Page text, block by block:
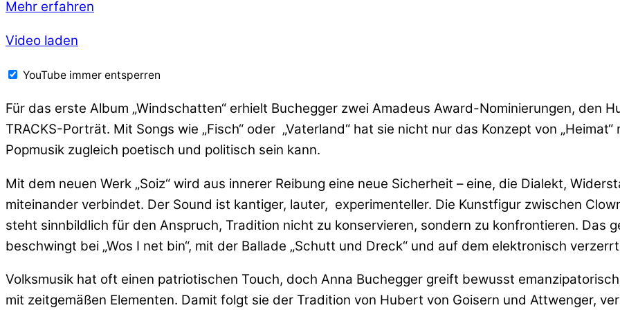
Mehr erfahren
Video laden
YouTube immer entsperren
Für das erste Album „Windschatten“ erhielt Buchegger zwei Amadeus Award-Nominierungen, den
TRACKS-Porträt. Mit Songs wie „Fisch“ oder „Vaterland“ hat sie nicht nur das Konzept von
Popmusik zugleich poetisch und politisch sein kann.
Mit dem neuen Werk „Soiz“ wird aus innerer Reibung eine neue Sicherheit – eine, die Dialekt,
miteinander verbindet. Der Sound ist kantiger, lauter, experimenteller. Die Kunstfigur zwischen
steht sinnbildlich für den Anspruch, Tradition nicht zu konservieren, sondern zu konfrontieren. Das
beschwingt bei „Wos I net bin“, mit der Ballade „Schutt und Dreck“ und auf dem elektronisch
Volksmusik hat oft einen patriotischen Touch, doch Anna Buchegger greift bewusst
mit zeitgemäßen Elementen. Damit folgt sie der Tradition von Hubert von Goisern und Attwenger,